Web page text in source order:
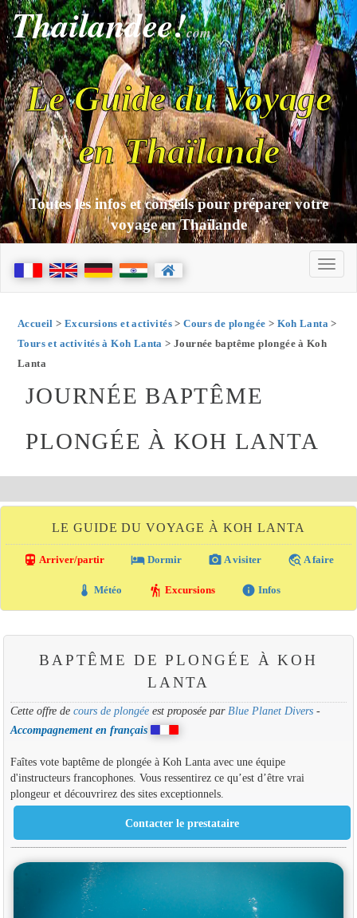
Thailandee!com
Le Guide du Voyage
en Thaïlande
Toutes les infos et conseils pour préparer votre
voyage en Thaïlande
Accueil > Excursions et activités>Cours de plongée > Koh Lanta >
Tours et activités à Koh Lanta > Journée baptême plongée à Koh
Lanta
JOURNÉE BAPTÊME
PLONGÉE À KOH LANTA
LE GUIDE DU VOYAGE À KOH LANTA
directions_transit Arriver/partir local_hotel Dormir photo_camera A visiter travel_explore A faire
thermostat Météo hiking Excursions info Infos
BAPTÊME DE PLONGÉE À KOH
LANTA
Cette offre de cours de plongéeest proposée parBlue Planet Divers-
Accompagnement en français
Faîtes vote baptême de plongée à Koh Lanta avec une équipe
d'instructeurs francophones. Vous ressentirez ce qu’est d’être vrai
plongeur et découvrirez des sites exceptionnels.
Contacter le prestataire